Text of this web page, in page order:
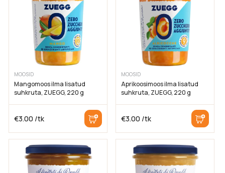
MOOSID
Mangomoos ilma lisatud
suhkruta, ZUEGG, 220 g
€3.00 /tk
MOOSID
Aprikoosimoos ilma lisatud
suhkruta, ZUEGG, 220 g
€3.00 /tk